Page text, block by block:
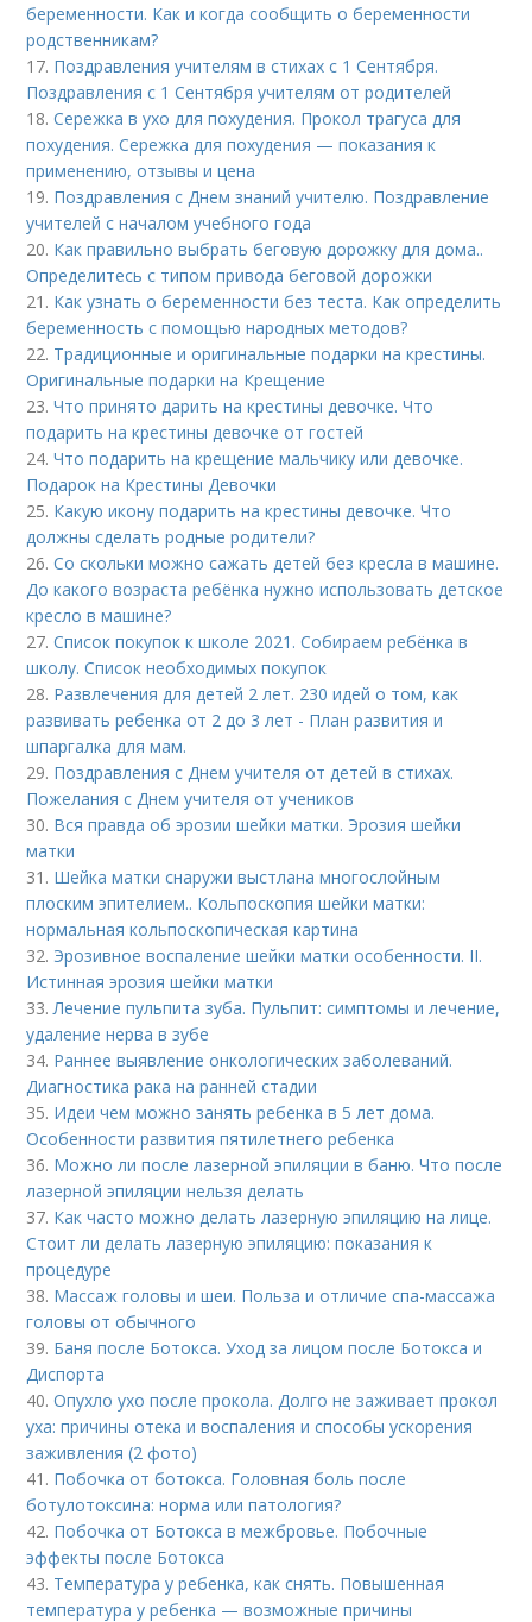
беременности. Как и когда сообщить о беременности
родственникам?
17. Поздравления учителям в стихах с 1 Сентября.
Поздравления с 1 Сентября учителям от родителей
18.Сережка в ухо для похудения. Прокол трагуса для
похудения. Сережка для похудения — показания к
применению, отзывы и цена
19. Поздравления с Днем знаний учителю. Поздравление
учителей с началом учебного года
20. Как правильно выбрать беговую дорожку для дома..
Определитесь с типом привода беговой дорожки
21. Как узнать о беременности без теста. Как определить
беременность с помощью народных методов?
22. Традиционные и оригинальные подарки на крестины.
Оригинальные подарки на Крещение
23.Что принято дарить на крестины девочке. Что
подарить на крестины девочке от гостей
24.Что подарить на крещение мальчику или девочке.
Подарок на Крестины Девочки
25. Какую икону подарить на крестины девочке. Что
должны сделать родные родители?
26.Со скольки можно сажать детей без кресла в машине.
До какого возраста ребёнка нужно использовать детское
кресло в машине?
27.Список покупок к школе 2021. Собираем ребёнка в
школу. Список необходимых покупок
28. Развлечения для детей 2 лет. 230 идей о том, как
развивать ребенка от 2 до 3 лет - План развития и
шпаргалка для мам.
29. Поздравления с Днем учителя от детей в стихах.
Пожелания с Днем учителя от учеников
30. Вся правда об эрозии шейки матки. Эрозия шейки
матки
31. Шейка матки снаружи выстлана многослойным
плоским эпителием.. Кольпоскопия шейки матки:
нормальная кольпоскопическая картина
32. Эрозивное воспаление шейки матки особенности. II.
Истинная эрозия шейки матки
33. Лечение пульпита зуба. Пульпит: симптомы и лечение,
удаление нерва в зубе
34. Раннее выявление онкологических заболеваний.
Диагностика рака на ранней стадии
35. Идеи чем можно занять ребенка в 5 лет дома.
Особенности развития пятилетнего ребенка
36. Можно ли после лазерной эпиляции в баню. Что после
лазерной эпиляции нельзя делать
37. Как часто можно делать лазерную эпиляцию на лице.
Стоит ли делать лазерную эпиляцию: показания к
процедуре
38. Массаж головы и шеи. Польза и отличие спа-массажа
головы от обычного
39. Баня после Ботокса. Уход за лицом после Ботокса и
Диспорта
40.Опухло ухо после прокола. Долго не заживает прокол
уха: причины отека и воспаления и способы ускорения
заживления (2 фото)
41. Побочка от ботокса. Головная боль после
ботулотоксина: норма или патология?
42. Побочка от Ботокса в межбровье. Побочные
эффекты после Ботокса
43. Температура у ребенка, как снять. Повышенная
температура у ребенка — возможные причины